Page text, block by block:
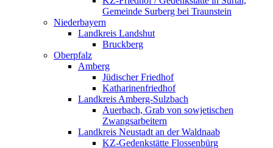
Gemeinde Surberg bei Traunstein
Niederbayern
Landkreis Landshut
Bruckberg
Oberpfalz
Amberg
Jüdischer Friedhof
Katharinenfriedhof
Landkreis Amberg-Sulzbach
Auerbach, Grab von sowjetischen
Zwangsarbeitern
Landkreis Neustadt an der Waldnaab
KZ-Gedenkstätte Flossenbürg